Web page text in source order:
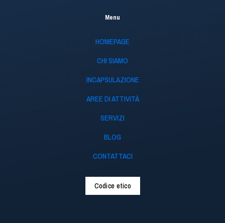
Menu
HOMEPAGE
CHI SIAMO
INCAPSULAZIONE
AREE DI ATTIVITÀ
SERVIZI
BLOG
CONTATTACI
Codice etico